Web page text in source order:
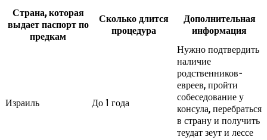
Страна, которая
выдает паспорт по
предкам
Сколько длится
процедура
Дополнительная
информация
Израиль До 1 года
Нужно подтвердить
наличие
родственников-
евреев, пройти
собеседование у
консула, перебраться
в страну и получить
теудат зеут и лессе